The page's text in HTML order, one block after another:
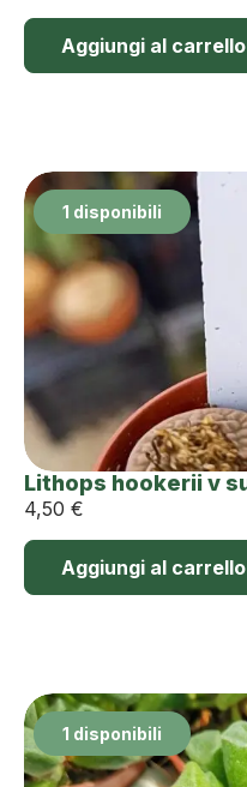
Aggiungi al carrello
1 disponibili
Lithops hookerii v
4,50 €
Aggiungi al carrello
1 disponibili